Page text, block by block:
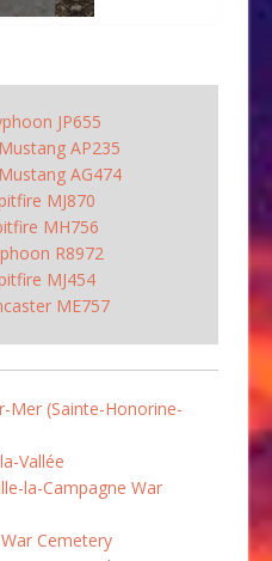
JP655
AP235
AG474
MJ870
MH756
R8972
MJ454
ME757
Mer (Sainte-Honorine-
Vallée
la-Campagne War
Cemetery